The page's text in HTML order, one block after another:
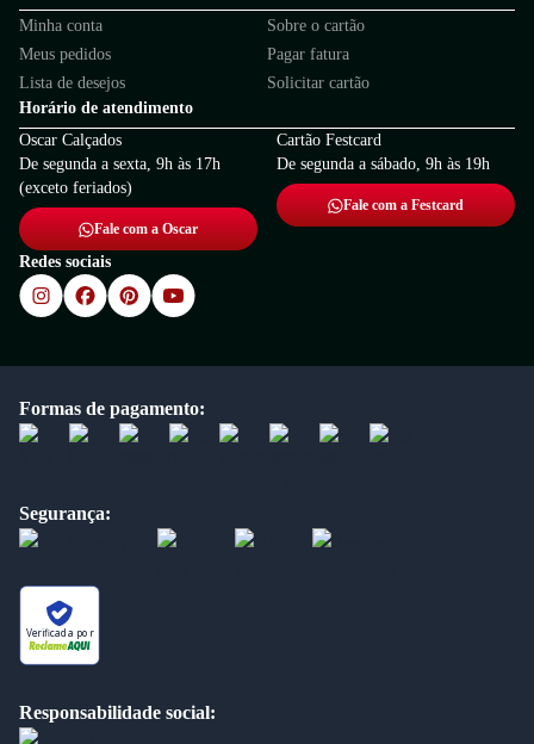
Minha conta
Meus pedidos
Lista de desejos
Sobre o cartão
Pagar fatura
Solicitar cartão
Horário de atendimento
Oscar Calçados
De segunda a sexta, 9h às 17h
(exceto feriados)
Fale com a Oscar
Cartão Festcard
De segunda a sábado, 9h às 19h
Fale com a Festcard
Redes sociais
Formas de pagamento:
Segurança:
Verificada por
Responsabilidade social: